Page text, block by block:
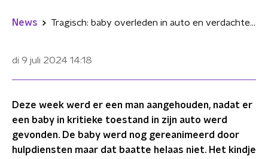
News Tragisch: baby overleden in auto en verdachte vader is vrijgelaten
di 9 juli 2024 14:18
Deze week werd er een man aangehouden, nadat er
een baby in kritieke toestand in zijn auto werd
gevonden. De baby werd nog gereanimeerd door
hulpdiensten maar dat baatte helaas niet. Het kindje